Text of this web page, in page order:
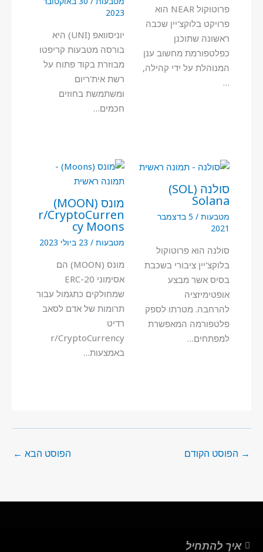
פרוטוקול NEAR הוא
פרויקט בלוקצ'יין שכבה
ראשונה שתוכנן
כפלטפורמת מחשוב ענן
המנוהלת על ידי קהילה,
…
2023
יוניסוואפ (UNI) היא
בורסה מטבעות קריפטו
מבוזרת בקוד פתוח על
רשת אית'ריום
ומשתמשת בחוזים
חכמים…
סולנה (SOL)
Solana
מטבעות /
5 בדצמבר
2021
סולנה הוא פרוטוקול
בלוקצ'יין ציבורי בשכבת
בסיס אשר מבצע
אופטימיזציה
להרחבה. מטרתו לספק
פלטפורמה המאפשרת
למפתחים…
מונס (MOON)
r/CryptoCurren
cy Moons
מטבעות / 23 ביולי 2023
מונס (MOON) הם
אסימוני ERC-20
שמחולקים כתגמול עבור
תרומות של אדם לסאב
רדיט
r/CryptoCurrency
באמצעות…
→ הפוסט הקודם הפוסט הבא ←
איך להתחיל